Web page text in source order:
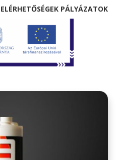
ELÉRHETŐSÉGEK PÁLYÁZATOK